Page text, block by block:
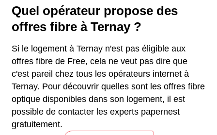
Quel opérateur propose des
offres fibre à Ternay ?
Si le logement à Ternay n'est pas éligible aux
offres fibre de Free, cela ne veut pas dire que
c'est pareil chez tous les opérateurs internet à
Ternay. Pour découvrir quelles sont les offres fibre
optique disponibles dans son logement, il est
possible de contacter les experts papernest
gratuitement.